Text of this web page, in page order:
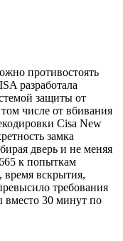
противостоять
разработала
защиты от
числе от вбивания
Cisa New
замка
дверь и не меняя
к попыткам
время вскрытия,
требования
вместо 30 минут по